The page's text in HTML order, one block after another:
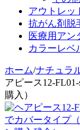
アウトレッ
抗がん剤脱
医療用アン
カラーレベ
ホーム/ナチュラ
アピース12-
購入）